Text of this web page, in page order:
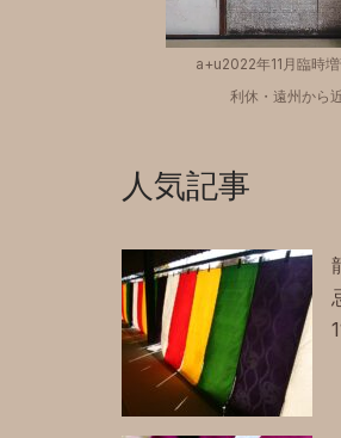
a+u2022年11月臨時
利休・遠州から
人気記事